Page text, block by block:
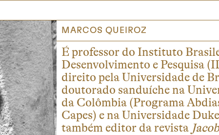
MARCOS QUEIROZ
É professor do Instituto
Desenvolvimento e Pesquisa
direito pela Universidade de
doutorado sanduíche na
da Colômbia (Programa
Capes) e na Universidade
também editor da revista